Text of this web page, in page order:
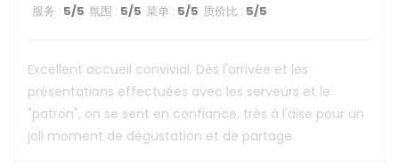
服务 : 5/5 氛围 : 5/5 菜单 : 5/5 质价比 : 5/5
Excellent accueil convivial. Dès l'arrivée et les
présentations effectuées avec les serveurs et le
"patron", on se sent en confiance, très à l'aise pour un
joli moment de dégustation et de partage.